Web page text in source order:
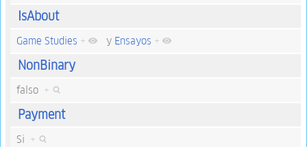
IsAbout
Game Studies + y Ensayos +
NonBinary
falso +
Payment
Si +